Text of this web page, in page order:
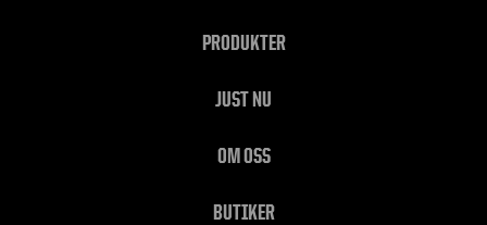
PRODUKTER
JUST NU
OM OSS
BUTIKER